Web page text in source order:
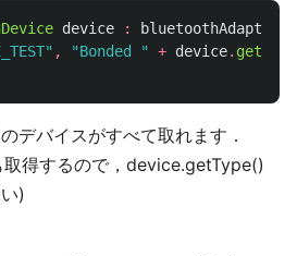
device : bluetoothAdapter
, "Bonded " + device. getName
デバイスがすべて取れます．
取得するので，device.getType()
)